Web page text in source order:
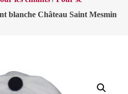
blanche Château Saint Mesmin